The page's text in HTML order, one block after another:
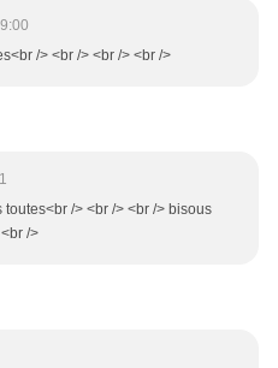
/> <br /> <br /> <br />
/> <br /> <br /> bisous
/>